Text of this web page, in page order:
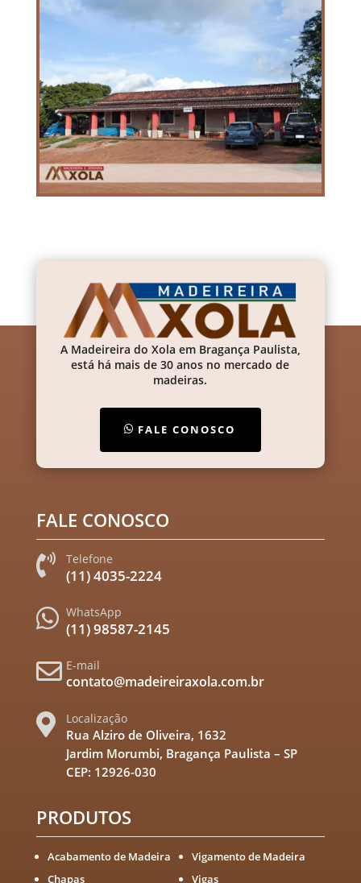
A Madeireira do Xola em Bragança Paulista,
está há mais de 30 anos no mercado de
madeiras.
FALE CONOSCO
FALE CONOSCO
 Telefone
(11) 4035-2224
 WhatsApp
(11) 98587-2145
 E-mail
contato@madeireiraxola.com.br
 Localização
Rua Alziro de Oliveira, 1632
Jardim Morumbi, Bragança Paulista – SP
CEP: 12926-030
PRODUTOS
Acabamento de Madeira
Chapas
Vigamento de Madeira
Vigas